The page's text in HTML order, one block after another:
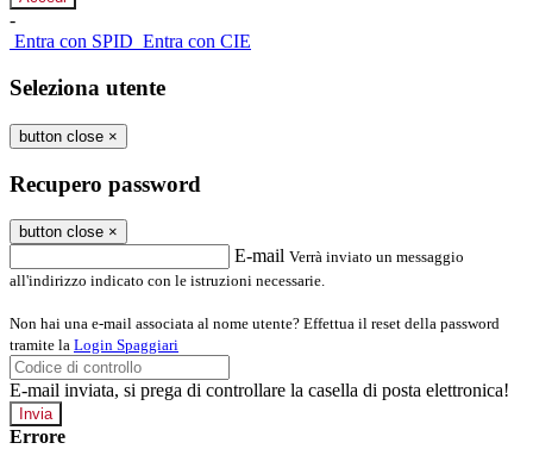
-
Entra con SPID Entra con CIE
Seleziona utente
button close ×
Recupero password
button close ×
E-mail Verrà inviato un messaggio
all'indirizzo indicato con le istruzioni necessarie.
Non hai una e-mail associata al nome utente? Effettua il reset della password
tramite la Login Spaggiari
E-mail inviata, si prega di controllare la casella di posta elettronica!
Errore